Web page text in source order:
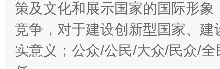
策及文化和展示国家的国际形
竞争，对于建设创新型国家、
实意义；公众/公民/大众/民众/